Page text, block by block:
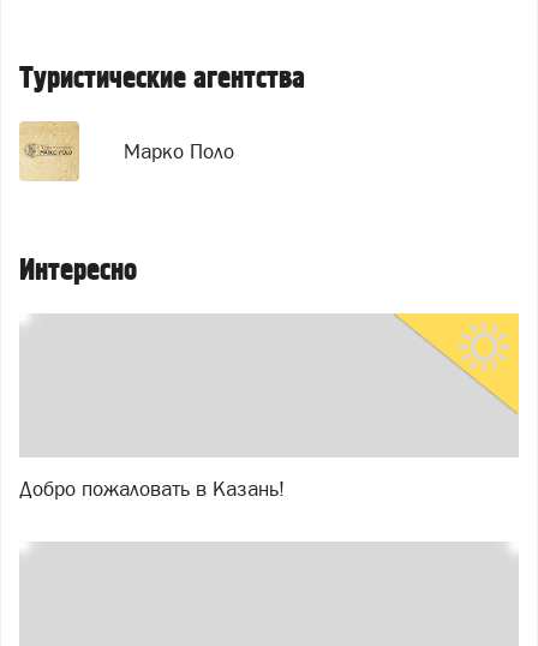
Туристические агентства
Марко Поло
Интересно
Добро пожаловать в Казань!